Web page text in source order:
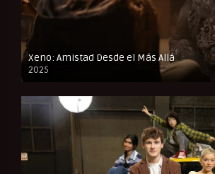
Xeno: Amistad Desde el Más Allá
2025
FULL HD